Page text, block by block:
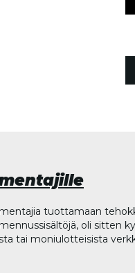
tuottamaan
oli sitten
tai moniulotteisista